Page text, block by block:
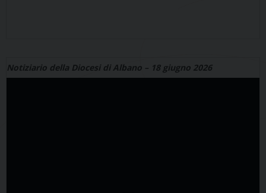
Notiziario della Diocesi di Albano – 18 giugno 2026